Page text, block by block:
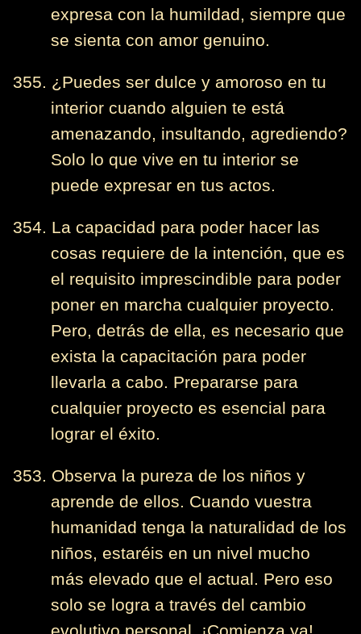
expresa con la humildad, siempre que
se sienta con amor genuino.
355. ¿Puedes ser dulce y amoroso en tu
interior cuando alguien te está
amenazando, insultando, agrediendo?
Solo lo que vive en tu interior se
puede expresar en tus actos.
354. La capacidad para poder hacer las
cosas requiere de la intención, que es
el requisito imprescindible para poder
poner en marcha cualquier proyecto.
Pero, detrás de ella, es necesario que
exista la capacitación para poder
llevarla a cabo. Prepararse para
cualquier proyecto es esencial para
lograr el éxito.
353. Observa la pureza de los niños y
aprende de ellos. Cuando vuestra
humanidad tenga la naturalidad de los
niños, estaréis en un nivel mucho
más elevado que el actual. Pero eso
solo se logra a través del cambio